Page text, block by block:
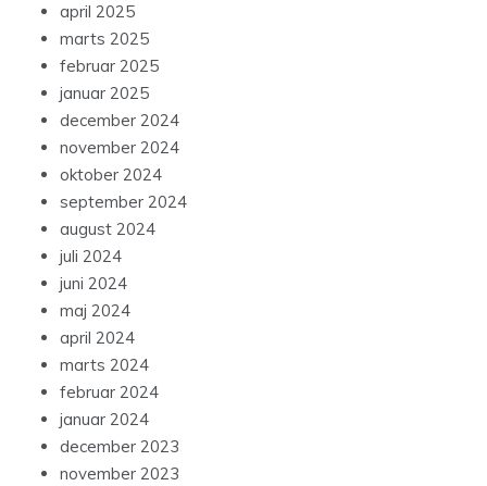
april 2025
marts 2025
februar 2025
januar 2025
december 2024
november 2024
oktober 2024
september 2024
august 2024
juli 2024
juni 2024
maj 2024
april 2024
marts 2024
februar 2024
januar 2024
december 2023
november 2023